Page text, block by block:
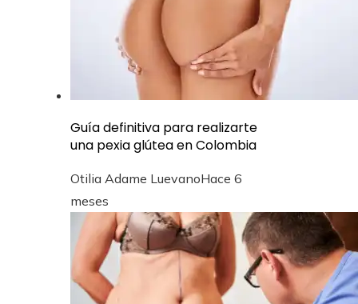
Guía definitiva para realizarte
una pexia glútea en Colombia
Otilia Adame LuevanoHace 6
meses